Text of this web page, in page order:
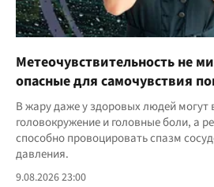
Метеочувствительность не
опасные для самочувствия
В жару даже у здоровых людей могут
головокружение и головные боли, а
способно провоцировать спазм
давления.
9.08.2026 23:00